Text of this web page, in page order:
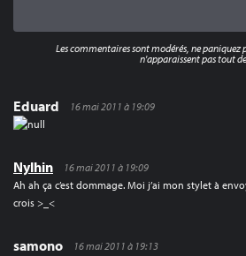
Eduard 16 mai 2011 à 19:09
Nylhin
16 mai 2011 à 19:09
Ah ah ça c’est dommage. Moi j’ai mon stylet à
crois >_<
samono
16 mai 2011 à 19:13
Les commentaires sont modérés, ne paniquez
n'apparaissent pas tout